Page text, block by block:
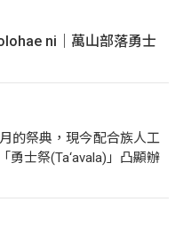
ni｜萬山部落勇士
的祭典，現今配合族人工
勇士祭(Ta‘avala)」凸顯辦